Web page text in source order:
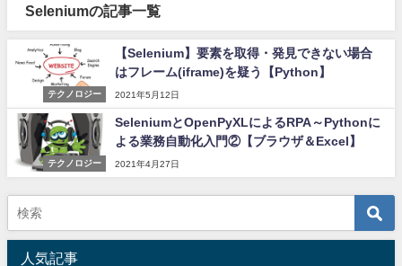
Seleniumの記事一覧
テクノロジー
【Selenium】要素を取得・発見できない場合
はフレーム(iframe)を疑う【Python】
2021年5月12日
テクノロジー
SeleniumとOpenPyXLによるRPA～Pythonに
よる業務自動化入門②【ブラウザ＆Excel】
2021年4月27日
人気記事